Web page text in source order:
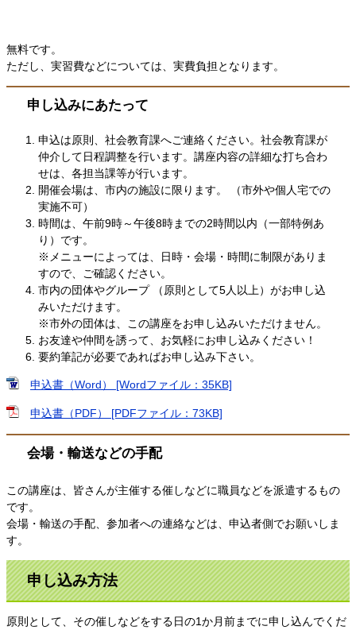
無料です。
ただし、実習費などについては、実費負担となります。
申し込みにあたって
申込は原則、社会教育課へご連絡ください。社会教育課が
仲介して日程調整を行います。講座内容の詳細な打ち合わ
せは、各担当課等が行います。
開催会場は、市内の施設に限ります。 （市外や個人宅での
実施不可）
時間は、午前9時～午後8時までの2時間以内（一部特例あ
り）です。
※メニューによっては、日時・会場・時間に制限がありま
すので、ご確認ください。
市内の団体やグループ （原則として5人以上）がお申し込
みいただけます。
※市外の団体は、この講座をお申し込みいただけません。
お友達や仲間を誘って、お気軽にお申し込みください！
要約筆記が必要であればお申し込み下さい。
申込書（Word） [Wordファイル：35KB]
申込書（PDF） [PDFファイル：73KB]
会場・輸送などの手配
この講座は、皆さんが主催する催しなどに職員などを派遣するもの
です。
会場・輸送の手配、参加者への連絡などは、申込者側でお願いしま
す。
申し込み方法
原則として、その催しなどをする日の1か月前までに申し込んでくだ